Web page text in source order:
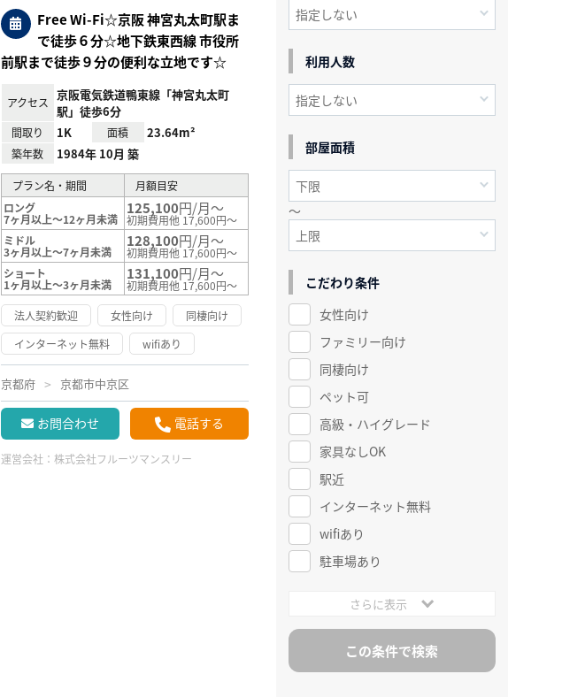
Free Wi-Fi☆京阪 神宮丸太町駅ま
で徒歩６分☆地下鉄東西線 市役所
前駅まで徒歩９分の便利な立地です☆
アクセス
京阪電気鉄道鴨東線「神宮丸太町
駅」徒歩6分
間取り 1K 面積 23.64m²
築年数 1984年 10月 築
プラン名・期間
月額目安
ロング
7ヶ月以上～12ヶ月未満
125,100円/月～
初期費用他 17,600円～
ミドル
3ヶ月以上～7ヶ月未満
128,100円/月～
初期費用他 17,600円～
ショート
1ヶ月以上～3ヶ月未満
131,100円/月～
初期費用他 17,600円～
法人契約歓迎
女性向け
同棲向け
インターネット無料
wifiあり
京都府 京都市中京区
お問合わせ 電話する
運営会社： 株式会社フルーツマンスリー
利用人数
部屋面積
～
こだわり条件
女性向け
ファミリー向け
同棲向け
ペット可
高級・ハイグレード
家具なしOK
駅近
インターネット無料
wifiあり
駐車場あり
さらに表示